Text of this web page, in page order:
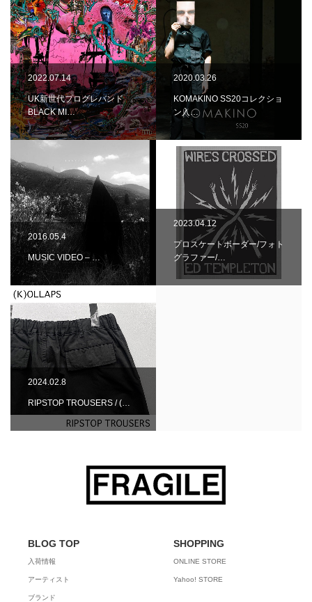
2022.07.14
UK新世代プログレバンド
BLACK MI…
2020.03.26
KOMAKINO SS20コレクショ
ン入…
2016.05.4
MUSIC VIDEO – …
2023.04.12
プロスケートボーダー/フォト
グラファー/…
2024.02.8
RIPSTOP TROUSERS / (…
BLOG TOP
入荷情報
アーティスト
ブランド
SHOPPING
ONLINE STORE
Yahoo! STORE